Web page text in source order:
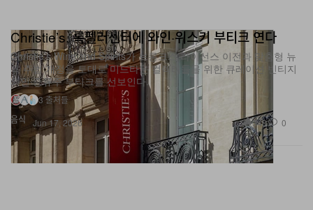
음식
Christie’s, 록펠러센터에 와인·위스키 부티크 연다
Christie’s Wine and Spirits가 브롱크스 라이선스 이전과 맞춤형 뉴
욕 주법 개정을 토대로 미드타운 컬렉터들을 위한 큐레이션 빈티지
와인·증류주 부티크를 선보인다.
3 출처들
Jun 17, 2026
348 0